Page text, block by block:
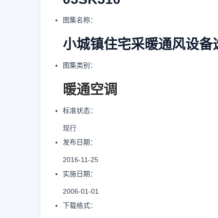
图集名称：
小城镇住宅采暖通风设备
图集类别：
暖通空调
标准状态：
现行
发布日期：
2016-11-25
实施日期：
2006-01-01
下载格式：